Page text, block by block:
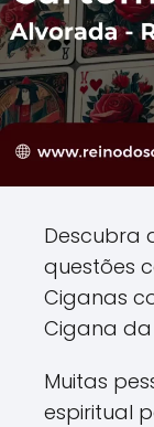
Descubra
questões
Ciganas
Cigana da
Muitas
espiritual